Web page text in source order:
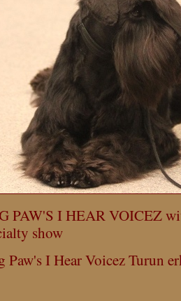
PAW'S I HEAR VOICEZ
show
Paw's I Hear Voicez Turun